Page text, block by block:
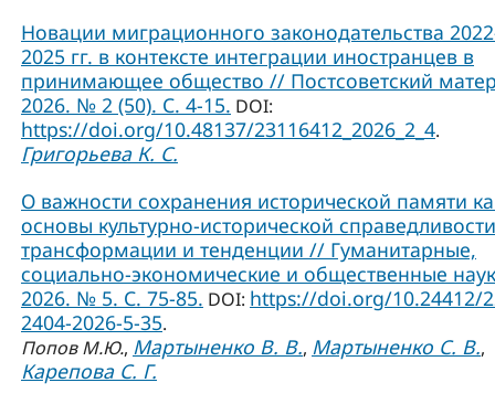
Новации миграционного законодательства
2025 гг. в контексте интеграции иностранцев в
принимающее общество // Постсоветский
2026. № 2 (50). С. 4-15. DOI:
https://doi.org/10.48137/23116412_2026_2_4.
Григорьева К. С.
О важности сохранения исторической памяти
основы культурно-исторической
трансформации и тенденции // Гуманитарные,
социально-экономические и общественные
2026. № 5. С. 75-85. DOI: https://doi.org/10.24412/
2404-2026-5-35.
Попов М.Ю., Мартыненко В. В., Мартыненко С. В.,
Карепова С. Г.